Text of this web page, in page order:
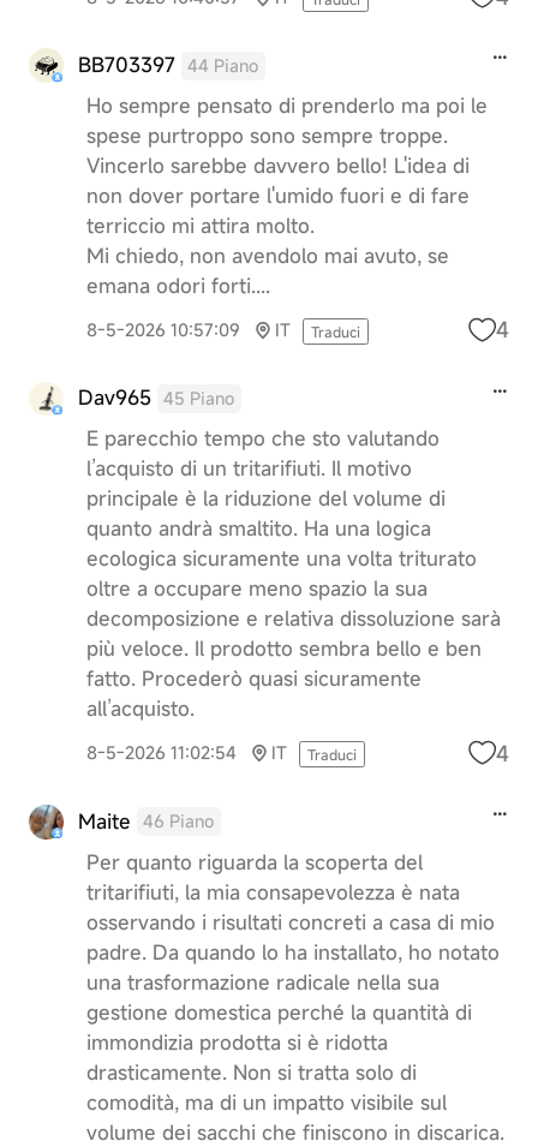
BB703397 44 Piano
Ho sempre pensato di prenderlo ma poi le
spese purtroppo sono sempre troppe.
Vincerlo sarebbe davvero bello! L'idea di
non dover portare l'umido fuori e di fare
terriccio mi attira molto.
Mi chiedo, non avendolo mai avuto, se
emana odori forti....
8-5-2026 10:57:09 IT Traduci 4
Dav965 45 Piano
E parecchio tempo che sto valutando
l’acquisto di un tritarifiuti. Il motivo
principale è la riduzione del volume di
quanto andrà smaltito. Ha una logica
ecologica sicuramente una volta triturato
oltre a occupare meno spazio la sua
decomposizione e relativa dissoluzione sarà
più veloce. Il prodotto sembra bello e ben
fatto. Procederò quasi sicuramente
all’acquisto.
8-5-2026 11:02:54 IT Traduci 4
Maite 46 Piano
Per quanto riguarda la scoperta del
tritarifiuti, la mia consapevolezza è nata
osservando i risultati concreti a casa di mio
padre. Da quando lo ha installato, ho notato
una trasformazione radicale nella sua
gestione domestica perché la quantità di
immondizia prodotta si è ridotta
drasticamente. Non si tratta solo di
comodità, ma di un impatto visibile sul
volume dei sacchi che finiscono in discarica.